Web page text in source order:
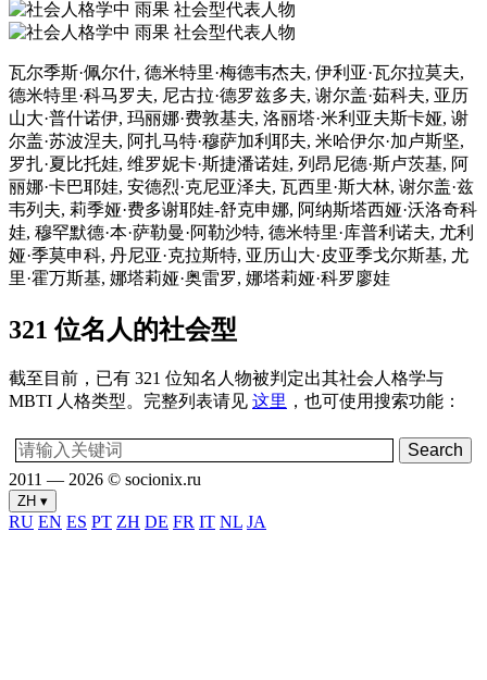
瓦尔季斯·佩尔什, 德米特里·梅德韦杰夫, 伊利亚·瓦尔拉莫夫,
德米特里·科马罗夫, 尼古拉·德罗兹多夫, 谢尔盖·茹科夫, 亚历
山大·普什诺伊, 玛丽娜·费敦基夫, 洛丽塔·米利亚夫斯卡娅, 谢
尔盖·苏波涅夫, 阿扎马特·穆萨加利耶夫, 米哈伊尔·加卢斯坚,
罗扎·夏比托娃, 维罗妮卡·斯捷潘诺娃, 列昂尼德·斯卢茨基, 阿
丽娜·卡巴耶娃, 安德烈·克尼亚泽夫, 瓦西里·斯大林, 谢尔盖·兹
韦列夫, 莉季娅·费多谢耶娃-舒克申娜, 阿纳斯塔西娅·沃洛奇科
娃, 穆罕默德·本·萨勒曼·阿勒沙特, 德米特里·库普利诺夫, 尤利
娅·季莫申科, 丹尼亚·克拉斯特, 亚历山大·皮亚季戈尔斯基, 尤
里·霍万斯基, 娜塔莉娅·奥雷罗, 娜塔莉娅·科罗廖娃
321 位名人的社会型
截至目前，已有 321 位知名人物被判定出其社会人格学与
MBTI 人格类型。完整列表请见 这里 ，也可使用搜索功能：
2011 — 2026 © socionix.ru
ZH ▾
RU EN ES PT ZH DE FR IT NL JA